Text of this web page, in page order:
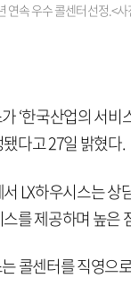
연속 우수 콜센터 선정.<
‘한국산업의 서
다고 27일 밝혔다.
LX하우시스는
를 제공하며 높은
콜센터를 직영으